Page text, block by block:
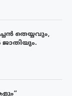
തെയ്യവും,